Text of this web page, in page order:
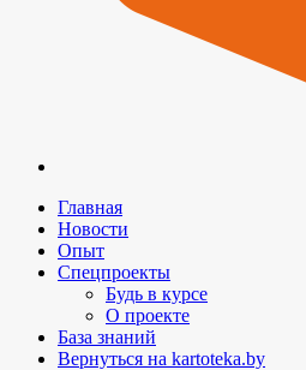
Главная
Новости
Опыт
Спецпроекты
Будь в курсе
О проекте
База знаний
Вернуться на kartoteka.by